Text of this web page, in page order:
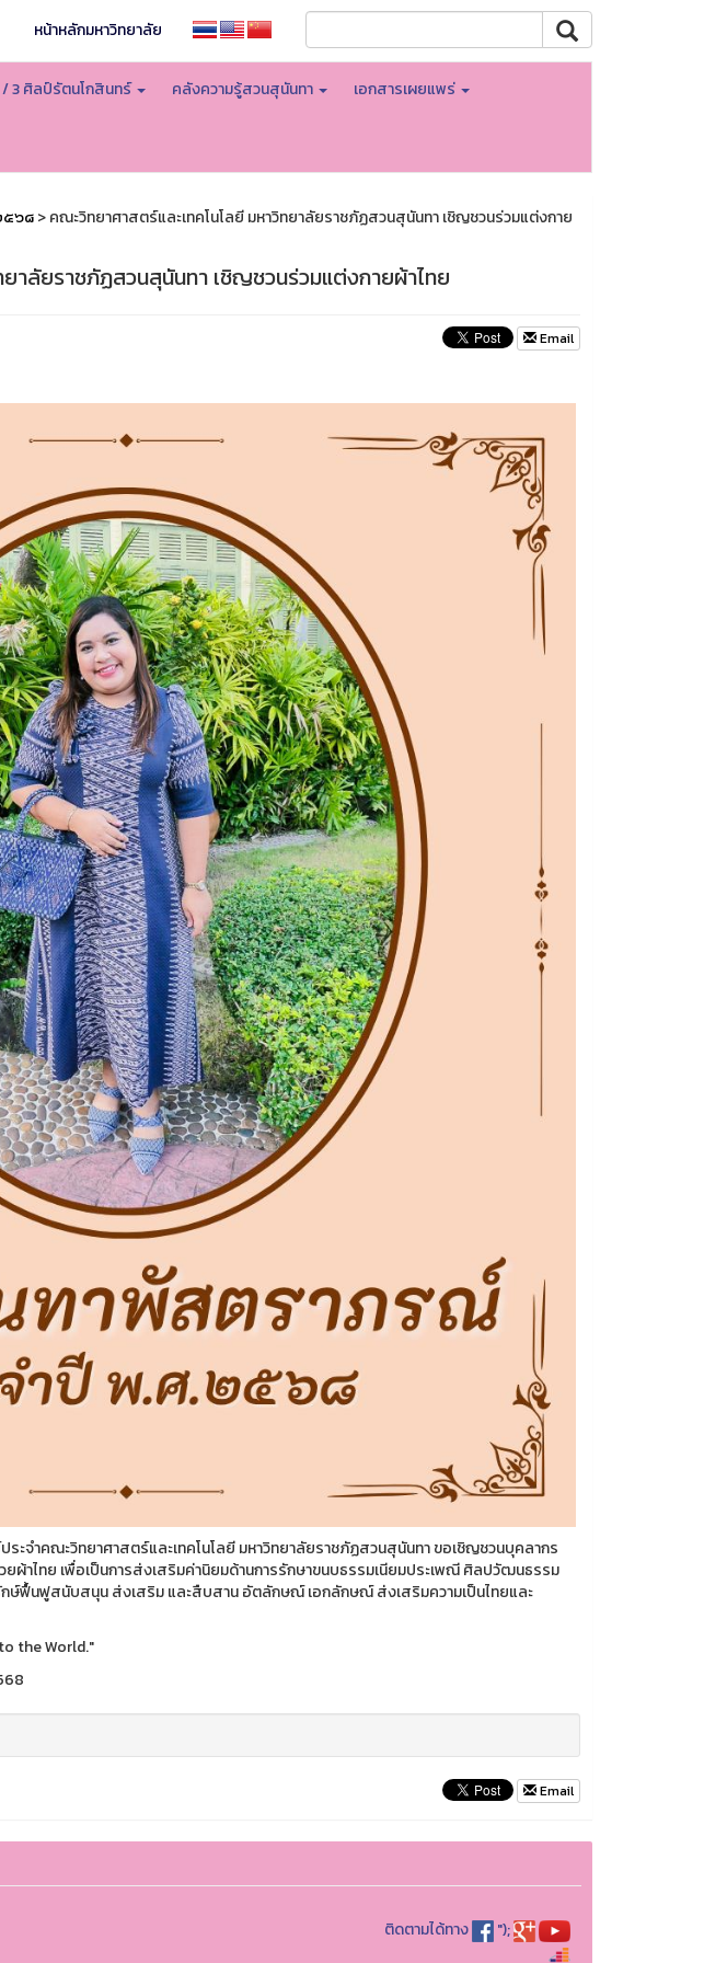
หน้าหลักมหาวิทยาลัย
3 ศิลป์รัตนโกสินทร์ คลังความรู้สวนสุนันทา เอกสารเผยแพร่
๕๖๘> คณะวิทยาศาสตร์และเทคโนโลยี มหาวิทยาลัยราชภัฏสวนสุนันทา เชิญชวนร่วมแต่งกาย
าลัยราชภัฏสวนสุนันทา เชิญชวนร่วมแต่งกายผ้าไทย
Email
จำคณะวิทยาศาสตร์และเทคโนโลยี มหาวิทยาลัยราชภัฏสวนสุนันทา ขอเชิญชวนบุคลากร
ผ้าไทย เพื่อเป็นการส่งเสริมค่านิยมด้านการรักษาขนบธรรมเนียมประเพณี ศิลปวัฒนธรรม
ษ์ฟื้นฟูสนับสนุน ส่งเสริม และสืบสาน อัตลักษณ์ เอกลักษณ์ ส่งเสริมความเป็นไทยและ
the World."
Email
ติดตามได้ทาง ");